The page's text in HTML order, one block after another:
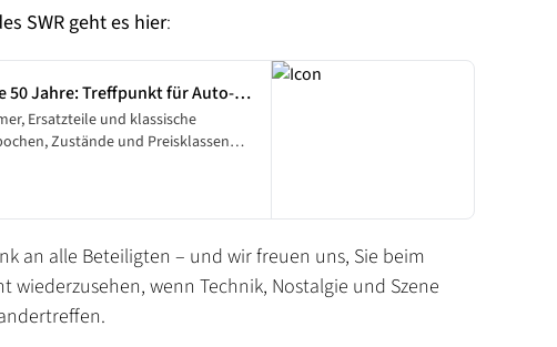
SWR geht es hier:
50 Jahre: Treffpunkt für Auto-
Hobby-Schrauber und
Ersatzteile und klassische
Zustände und Preisklassen
Vom 10. bis zum 12. Oktober
und Profis auf dem
an alle Beteiligten – und wir freuen uns, Sie beim
wiederzusehen, wenn Technik, Nostalgie und Szene